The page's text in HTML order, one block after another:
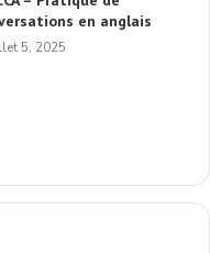
en anglais
5, 2025